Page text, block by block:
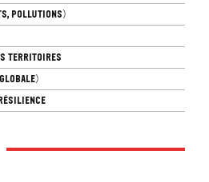
POLLUTIONS)
TERRITOIRES